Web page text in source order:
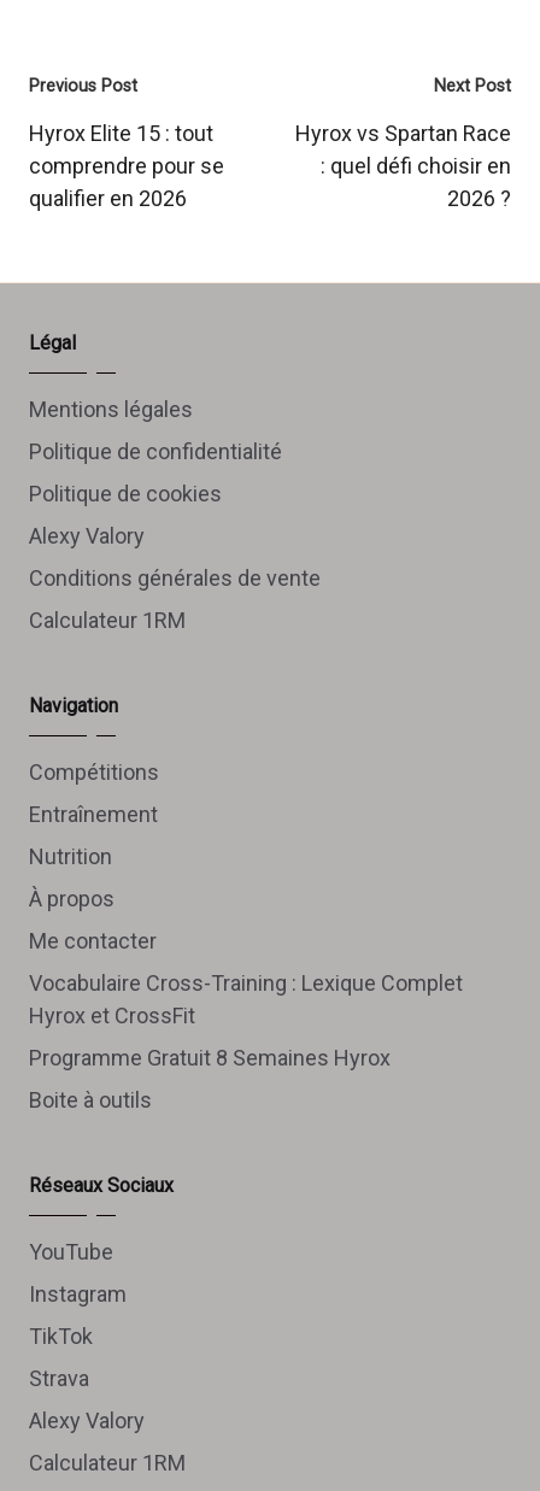
Post
navigation
Previous Post
Hyrox Elite 15 : tout
comprendre pour se
qualifier en 2026
Next Post
Hyrox vs Spartan Race
: quel défi choisir en
2026 ?
Légal
Mentions légales
Politique de confidentialité
Politique de cookies
Alexy Valory
Conditions générales de vente
Calculateur 1RM
Navigation
Compétitions
Entraînement
Nutrition
À propos
Me contacter
Vocabulaire Cross-Training : Lexique Complet
Hyrox et CrossFit
Programme Gratuit 8 Semaines Hyrox
Boite à outils
Réseaux Sociaux
YouTube
Instagram
TikTok
Strava
Alexy Valory
Calculateur 1RM